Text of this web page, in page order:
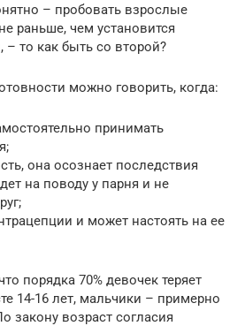
– пробовать взрослые
раньше, чем установится
то как быть со второй?
можно говорить, когда:
принимать
она осознает последствия
на поводу у парня и не
и может настоять на ее
порядка 70% девочек теряет
14-16 лет, мальчики – примерно
закону возраст согласия